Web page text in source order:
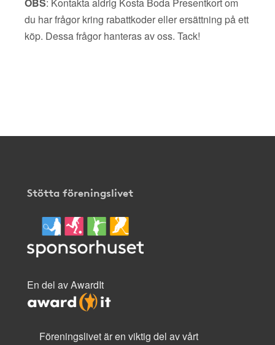
du har frågor kring rabattkoder eller ersättning på ett
köp. Dessa frågor hanteras av oss. Tack!
Stötta föreningslivet
En del av AwardIt
Föreningslivet är en viktig del av vårt